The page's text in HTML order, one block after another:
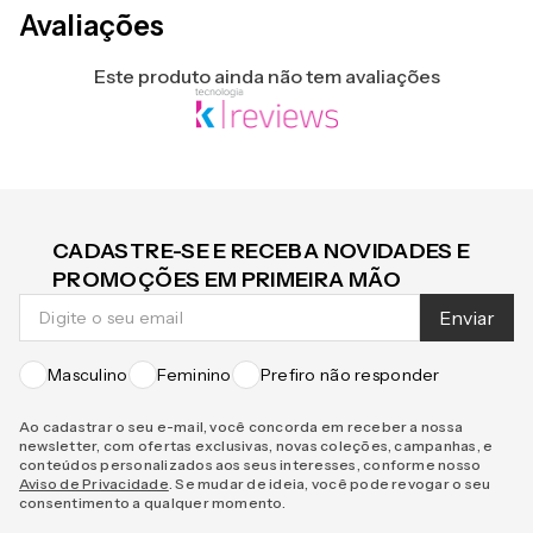
Avaliações
Este produto ainda não tem avaliações
CADASTRE-SE E RECEBA NOVIDADES E
PROMOÇÕES EM PRIMEIRA MÃO
Enviar
Masculino Feminino Prefiro não responder
Ao cadastrar o seu e-mail, você concorda em receber a nossa
newsletter, com ofertas exclusivas, novas coleções, campanhas, e
conteúdos personalizados aos seus interesses, conforme nosso
Aviso de Privacidade . Se mudar de ideia, você pode revogar o seu
consentimento a qualquer momento.